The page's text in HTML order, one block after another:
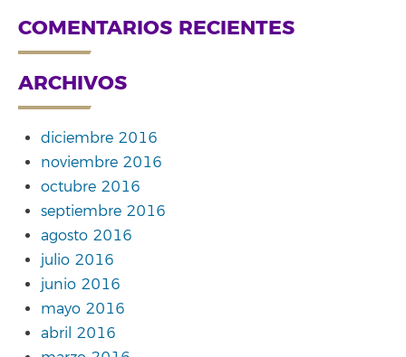
COMENTARIOS RECIENTES
ARCHIVOS
diciembre 2016
noviembre 2016
octubre 2016
septiembre 2016
agosto 2016
julio 2016
junio 2016
mayo 2016
abril 2016